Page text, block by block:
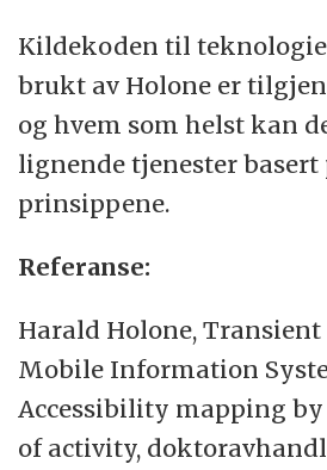
Kildekoden til
brukt av Holone er
og hvem som helst kan
lignende tjenester basert
prinsippene.
Referanse:
Harald Holone,
Mobile Information
Accessibility mapping
of activity,